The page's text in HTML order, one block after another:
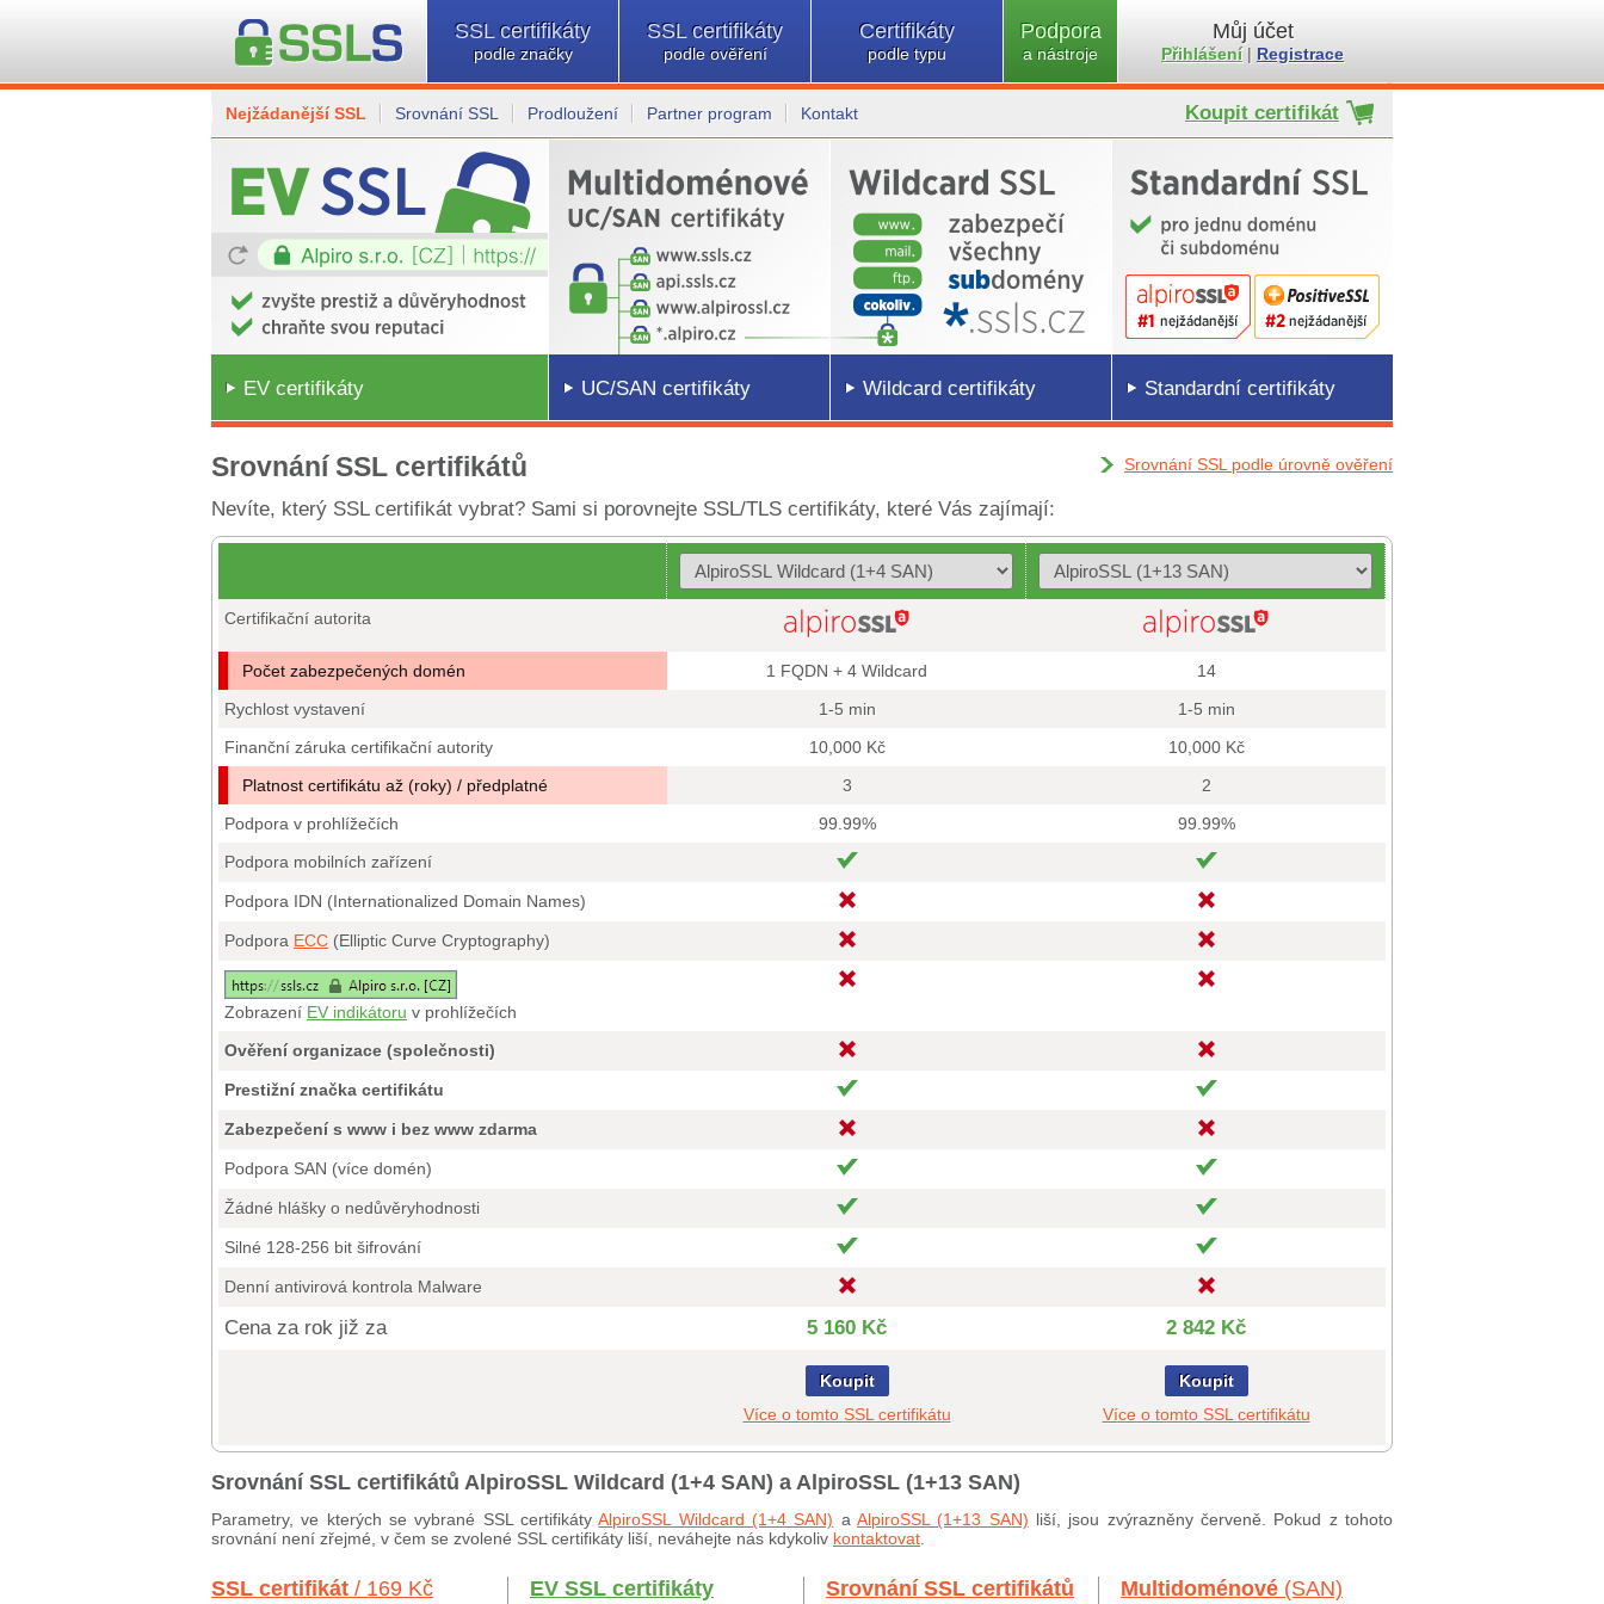
SSL certifikáty
podle značky
SSL certifikáty
podle ověření
Certifikáty
podle typu
Podpora
a nástroje
Můj účet
Přihlášení| Registrace
Nejžádanější SSL Srovnání SSL Prodloužení Partner program Kontakt Koupit certifikát
EV certifikáty UC/SAN certifikáty Wildcard certifikáty Standardní certifikáty
Srovnání SSL certifikátů Srovnání SSL podle úrovně ověření
Nevíte, který SSL certifikát vybrat? Sami si porovnejte SSL/TLS certifikáty, které Vás zajímají:
Certifikační autorita
Počet zabezpečených domén 1 FQDN + 4 Wildcard
14
Rychlost vystavení
1-5 min
1-5 min
Finanční záruka certifikační autority
10,000 Kč
10,000 Kč
Platnost certifikátu až (roky) / předplatné
3
2
Podpora v prohlížečích
99.99%
99.99%
Podpora mobilních zařízení
Podpora IDN (Internationalized Domain Names)
Podpora ECC (Elliptic Curve Cryptography)
Zobrazení EV indikátoru v prohlížečích
Ověření organizace (společnosti)
Prestižní značka certifikátu
Zabezpečení s www i bez www zdarma
Podpora SAN (více domén)
Žádné hlášky o nedůvěryhodnosti
Silné 128-256 bit šifrování
Denní antivirová kontrola Malware
Cena za rok již za 5 160 Kč 2 842 Kč
Koupit
Více o tomto SSL certifikátu
Koupit
Více o tomto SSL certifikátu
Srovnání SSL certifikátů AlpiroSSL Wildcard (1+4 SAN) a AlpiroSSL (1+13 SAN)
Parametry, ve kterých se vybrané SSL certifikátyAlpiroSSL Wildcard (1+4 SAN) aAlpiroSSL (1+13 SAN) liší, jsou zvýrazněny červeně. Pokud z tohoto
srovnání není zřejmé, v čem se zvolené SSL certifikáty liší, neváhejte nás kdykoliv kontaktovat
SSL certifikát / 169 Kč EV SSL certifikáty Srovnání SSL certifikátů Multidoménové (SAN)